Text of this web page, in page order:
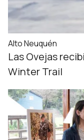
Alto Neuquén
Las Ovejas
Winter Trail